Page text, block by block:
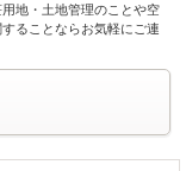
地・土地管理のことや空
ることならお気軽にご連